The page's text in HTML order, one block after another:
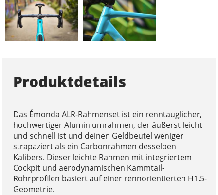
Produktdetails
Das Émonda ALR-Rahmenset ist ein renntauglicher,
hochwertiger Aluminiumrahmen, der äußerst leicht
und schnell ist und deinen Geldbeutel weniger
strapaziert als ein Carbonrahmen desselben
Kalibers. Dieser leichte Rahmen mit integriertem
Cockpit und aerodynamischen Kammtail-
Rohrprofilen basiert auf einer rennorientierten H1.5-
Geometrie.